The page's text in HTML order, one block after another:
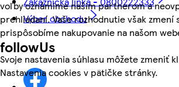
voľby oznámime našim partnerom a
prehliadaní. Vaše rozhodnutie však zmení
prispôsobíme nakupovanie na našom
Svoje nastavenia súhlasu môžete zmeniť
Nastavenia cookies v pätičke stránky.
Výber obchodu
followUs